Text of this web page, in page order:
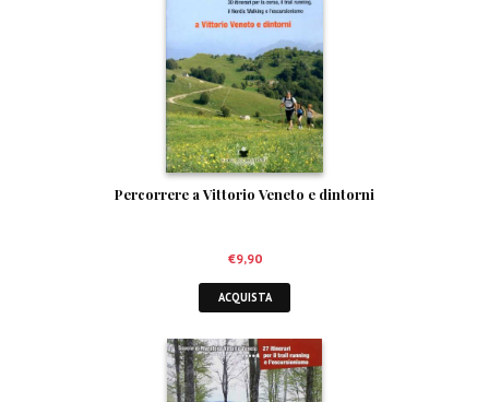
Percorrere a Vittorio Veneto e dintorni
€9,90
ACQUISTA